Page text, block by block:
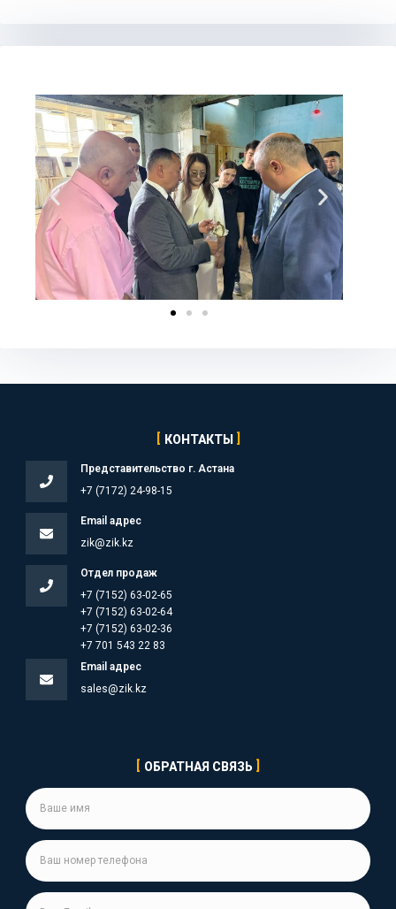
КОНТАКТЫ
Представительство г. Астана
+7 (7172) 24-98-15
Email адрес
zik@zik.kz
Отдел продаж
+7 (7152) 63-02-65
+7 (7152) 63-02-64
+7 (7152) 63-02-36
+7 701 543 22 83
Email адрес
sales@zik.kz
ОБРАТНАЯ СВЯЗЬ